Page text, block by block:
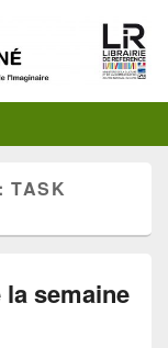
:TASK
semaine